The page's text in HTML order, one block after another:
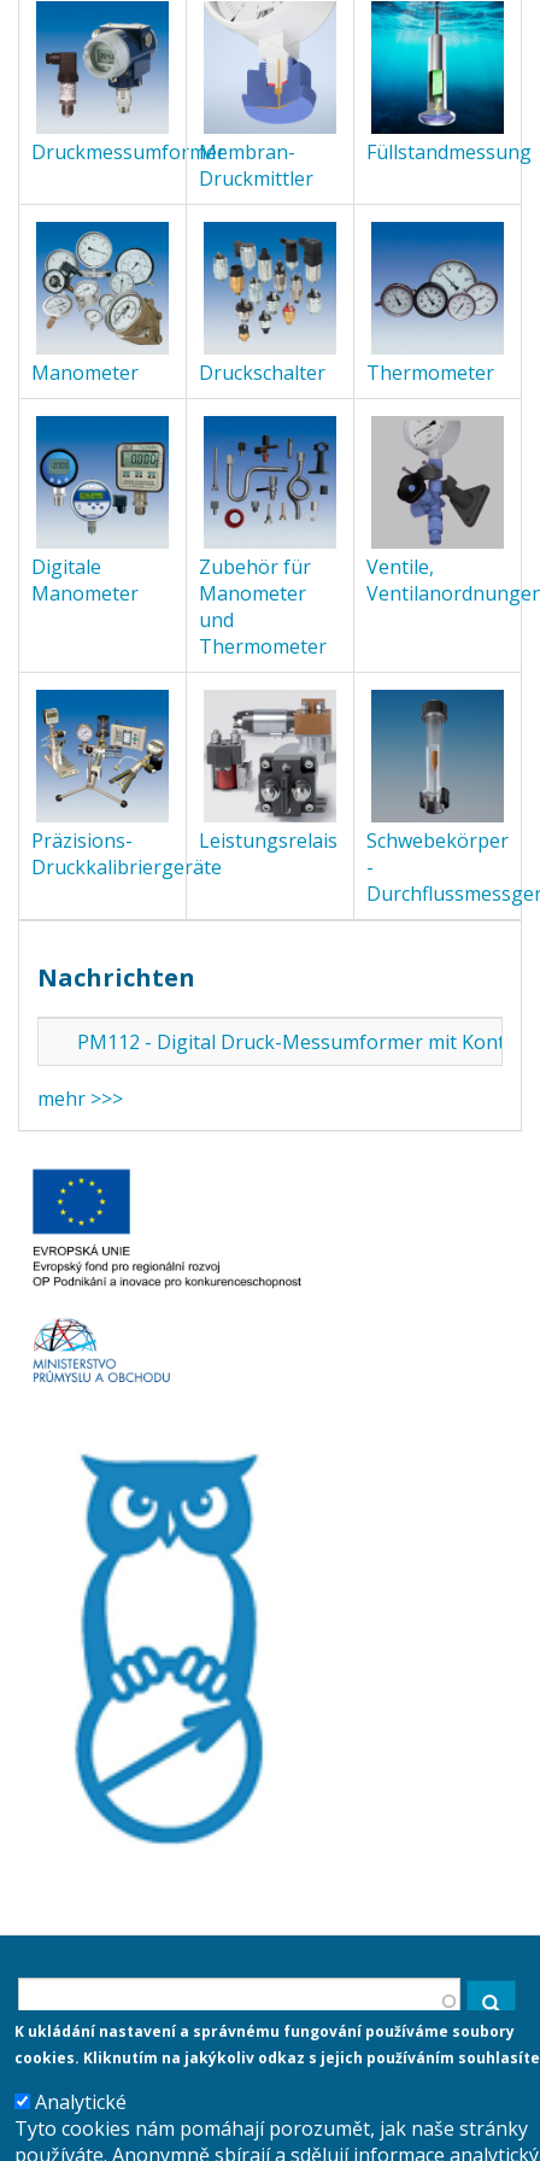
DruckmessumformerMembran-
Druckmittler
Füllstandmessung
Manometer Druckschalter Thermometer
Digitale
Manometer
Zubehör für
Manometer
und
Thermometer
Ventile,
Präzisions-
Druckkalibriergeräte
Leistungsrelais
Schwebekörper
-
Nachrichten
PM112 - Digital Druck-Messumformer mit
mehr >>>
Suche
Suche
User
Anmelden
K ukládání nastavení a správnému fungování používáme soubory
cookies. Kliknutím na jakýkoliv odkaz s jejich používáním
Analytické
Tyto cookies nám pomáhají porozumět, jak naše stránky
používáte. Anonymně sbírají a sdělují informace